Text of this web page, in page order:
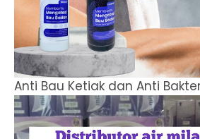
Anti Bau Ketiak dan Anti